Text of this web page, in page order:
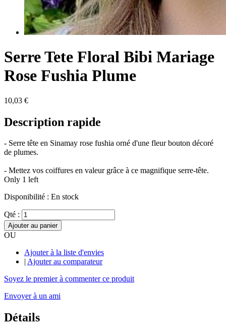
Serre Tete Floral Bibi Mariage
Rose Fushia Plume
10,03 €
Description rapide
- Serre tête en Sinamay rose fushia orné d'une fleur bouton décoré
de plumes.
- Mettez vos coiffures en valeur grâce à ce magnifique serre-tête.
Only 1 left
Disponibilité : En stock
Qté :
Ajouter au panier
OU
Ajouter à la liste d'envies
| Ajouter au comparateur
Soyez le premier à commenter ce produit
Envoyer à un ami
Détails